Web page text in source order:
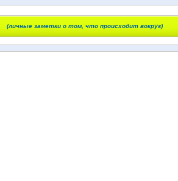
(личные заметки о том, что происходит вокруг)